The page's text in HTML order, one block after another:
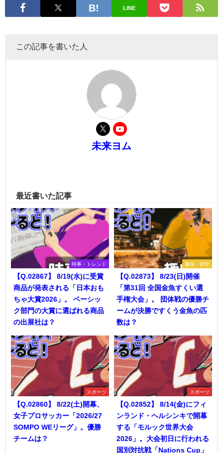
LINE
この記事を書いた人
未来ヨム
最近書いた記事
時事・トレンド
【Q.02867】 8/19(水)に受賞
商品が発表される「日本おも
ちゃ大賞2026」。 ベーシッ
ク部門の大賞に選ばれる商品
の出展社は？
趣味・雑学
【Q.02873】 8/23(日)開催
「第31回 全国金魚すくい選
手権大会」。 団体戦の優勝チ
ームが決勝ですくう金魚の匹
数は？
スポーツ
【Q.02860】 8/22(土)開幕、
女子プロサッカー「2026/27
SOMPO WEリーグ」。優勝
チームは？
スポーツ
【Q.02852】 8/14(金)にフィ
ンランド・ヘルシンキで開幕
する「モルック世界大会
2026」。大会初日に行われる
国別対抗戦「Nations Cup」